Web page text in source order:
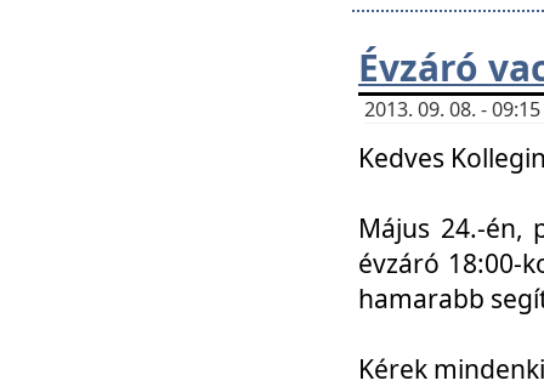
Évzáró
2013. 09. 08. -
Kedves
Május 24.-én,
évzáró 18:00-
hamarabb
Kérek